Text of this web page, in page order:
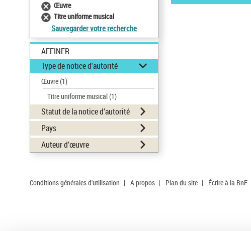
Œuvre
Titre uniforme musical
Sauvegarder votre recherche
AFFINER
Type de notice d'autorité
Œuvre(1)
Titre uniforme musical(1)
Statut de la notice d’autorité
Pays
Auteur d’œuvre
Conditions générales d'utilisation | A propos | Plan du site | Écrire à la BnF